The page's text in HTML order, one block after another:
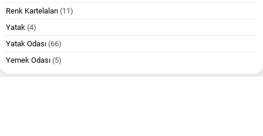
Renk Kartelaları (11)
Yatak (4)
Yatak Odası (66)
Yemek Odası (5)